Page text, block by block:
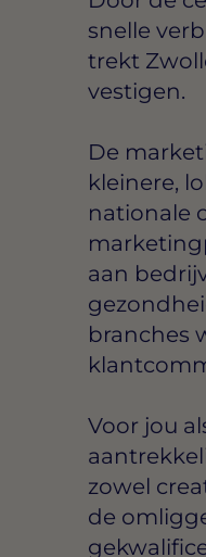
snelle
trekt
vestigen.
De
kleinere,
nationale
aan
branches
Voor jou
zowel
de